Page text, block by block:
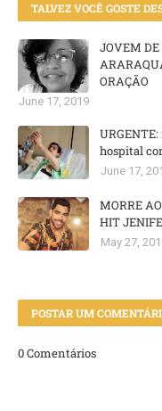
TALVEZ VOCÊ GOSTE
JOVEM DE
ORAÇÃO
June 17, 2019
hospital
June 17,
MORRE
HIT
May 27,
POSTAR UM
0 Comentários